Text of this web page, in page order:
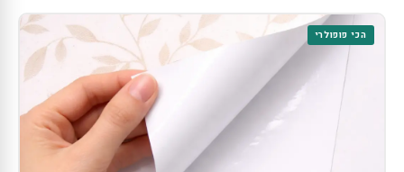
הכי פופולרי